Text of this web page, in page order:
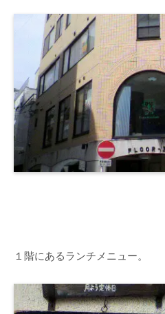
１階にあるランチメニュー。